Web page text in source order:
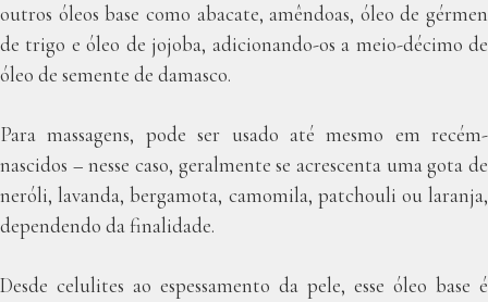
outros óleos base como abacate, amêndoas, óleo de gérmen
de trigo e óleo de jojoba, adicionando-os a meio-décimo de
óleo de semente de damasco.
Para massagens, pode ser usado até mesmo em recém-
nascidos – nesse caso, geralmente se acrescenta uma gota de
neróli, lavanda, bergamota, camomila, patchouli ou laranja,
dependendo da finalidade.
Desde celulites ao espessamento da pele, esse óleo base é